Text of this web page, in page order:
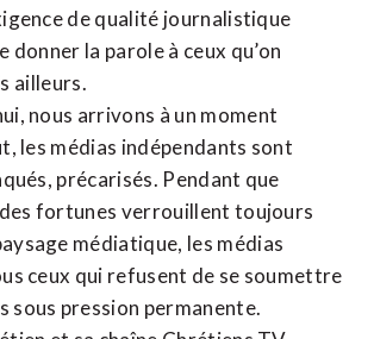
de qualité journalistique
donner la parole à ceux qu’on
ailleurs.
nous arrivons à un moment
les médias indépendants sont
précarisés. Pendant que
fortunes verrouillent toujours
médiatique, les médias
ceux qui refusent de se soumettre
sous pression permanente.